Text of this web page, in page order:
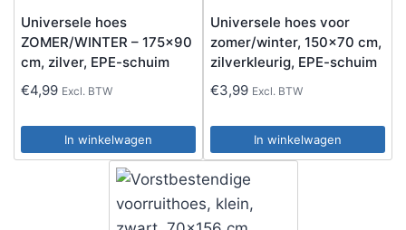
Universele hoes
ZOMER/WINTER – 175×90
cm, zilver, EPE-schuim
€4,99 Excl. BTW
In winkelwagen
Universele hoes voor
zomer/winter, 150×70 cm,
zilverkleurig, EPE-schuim
€3,99 Excl. BTW
In winkelwagen